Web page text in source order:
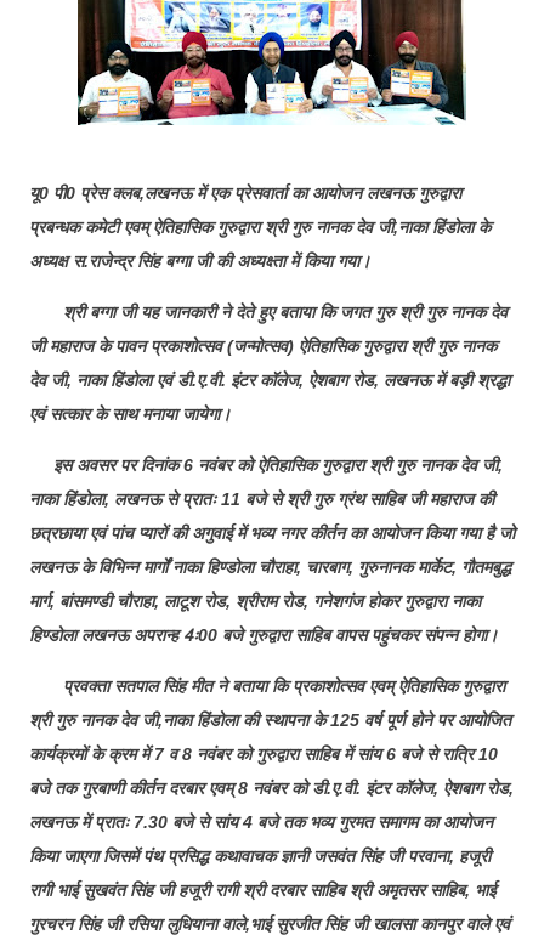
यू0 पी0 प्रेस क्लब,लखनऊ में एक प्रेसवार्ता का आयोजन लखनऊ गुरुद्वारा
प्रबन्धक कमेटी एवम् ऐतिहासिक गुरुद्वारा श्री गुरु नानक देव जी,नाका हिंडोला के
अध्यक्ष स.राजेन्द्र सिंह बग्गा जी की अध्यक्ष्ता में किया गया।
श्री बग्गा जी यह जानकारी ने देते हुए बताया कि जगत गुरु श्री गुरु नानक देव
जी महाराज के पावन प्रकाशोत्सव (जन्मोत्सव) ऐतिहासिक गुरुद्वारा श्री गुरु नानक
देव जी, नाका हिंडोला एवं डी.ए.वी. इंटर कॉलेज, ऐशबाग रोड, लखनऊ में बड़ी श्रद्धा
एवं सत्कार के साथ मनाया जायेगा।
इस अवसर पर दिनांक 6 नवंबर को ऐतिहासिक गुरुद्वारा श्री गुरु नानक देव जी,
नाका हिंडोला, लखनऊ से प्रातः 11 बजे से श्री गुरु ग्रंथ साहिब जी महाराज की
छत्रछाया एवं पांच प्यारों की अगुवाई में भव्य नगर कीर्तन का आयोजन किया गया है जो
लखनऊ के विभिन्न मार्गों नाका हिण्डोला चौराहा, चारबाग, गुरुनानक मार्केट, गौतमबुद्ध
मार्ग, बांसमण्डी चौराहा, लाटूश रोड, श्रीराम रोड, गनेशगंज होकर गुरुद्वारा नाका
हिण्डोला लखनऊ अपरान्ह 4ः00 बजे गुरुद्वारा साहिब वापस पहुंचकर संपन्न होगा।
प्रवक्ता सतपाल सिंह मीत ने बताया कि प्रकाशोत्सव एवम् ऐतिहासिक गुरुद्वारा
श्री गुरु नानक देव जी,नाका हिंडोला की स्थापना के 125 वर्ष पूर्ण होने पर आयोजित
कार्यक्रमों के क्रम में 7 व 8 नवंबर को गुरुद्वारा साहिब में सांय 6 बजे से रात्रि 10
बजे तक गुरबाणी कीर्तन दरबार एवम् 8 नवंबर को डी.ए.वी. इंटर कॉलेज, ऐशबाग रोड,
लखनऊ में प्रातः 7.30 बजे से सांय 4 बजे तक भव्य गुरमत समागम का आयोजन
किया जाएगा जिसमें पंथ प्रसिद्ध कथावाचक ज्ञानी जसवंत सिंह जी परवाना, हजूरी
रागी भाई सुखवंत सिंह जी हजूरी रागी श्री दरबार साहिब श्री अमृतसर साहिब, भाई
गुरचरन सिंह जी रसिया लुधियाना वाले,भाई सुरजीत सिंह जी खालसा कानपुर वाले एवं